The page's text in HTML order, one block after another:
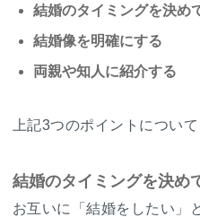
結婚のタイミングを決め
結婚像を明確にする
両親や知人に紹介する
上記3つのポイントについ
結婚のタイミングを決め
お互いに「結婚をしたい」